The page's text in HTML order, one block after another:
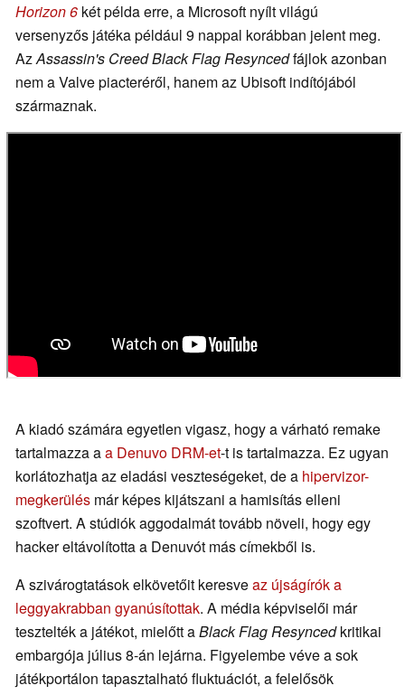
Horizon 6 két példa erre, a Microsoft nyílt világú
versenyzős játéka például 9 nappal korábban jelent meg.
AzAssassin's Creed Black Flag Resyncedfájlok azonban
nem a Valve piacteréről, hanem az Ubisoft indítójából
származnak.
A kiadó számára egyetlen vigasz, hogy a várható remake
tartalmazza aa Denuvo DRM-et-t is tartalmazza. Ez ugyan
korlátozhatja az eladási veszteségeket, de a hipervizor-
megkerülés már képes kijátszani a hamisítás elleni
szoftvert. A stúdiók aggodalmát tovább növeli, hogy egy
hacker eltávolította a Denuvót más címekből is.
A szivárogtatások elkövetőit keresveaz újságírók a
leggyakrabban gyanúsítottak. A média képviselői már
tesztelték a játékot, mielőtt aBlack Flag Resyncedkritikai
embargója július 8-án lejárna. Figyelembe véve a sok
játékportálon tapasztalható fluktuációt, a felelősök